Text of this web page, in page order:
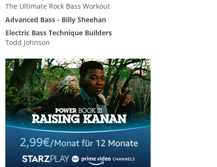
The Ultimate Rock Bass Workout
Advanced Bass - Billy Sheehan
Electric Bass Technique Builders
Todd Johnson